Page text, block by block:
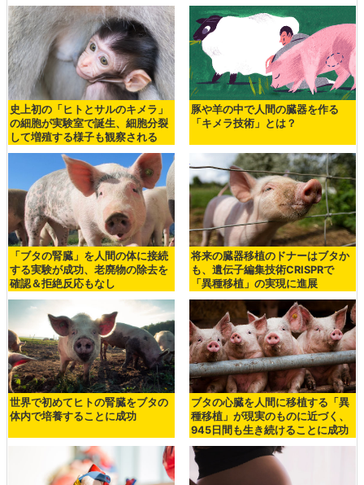
史上初の「ヒトとサルのキメラ」
の細胞が実験室で誕生、細胞分裂
して増殖する様子も観察される
豚や羊の中で人間の臓器を作る
「キメラ技術」とは？
「ブタの腎臓」を人間の体に接続
する実験が成功、老廃物の除去を
確認＆拒絶反応もなし
将来の臓器移植のドナーはブタか
も、遺伝子編集技術CRISPRで
「異種移植」の実現に進展
世界で初めてヒトの腎臓をブタの
体内で培養することに成功
ブタの心臓を人間に移植する「異
種移植」が現実のものに近づく、
945日間も生き続けることに成功